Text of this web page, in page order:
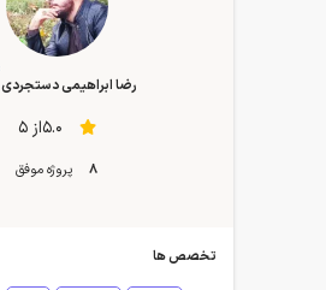
رضا ابراهیمی دستجردی
5.0از 5
8 پروژه موفق
تخصص ها